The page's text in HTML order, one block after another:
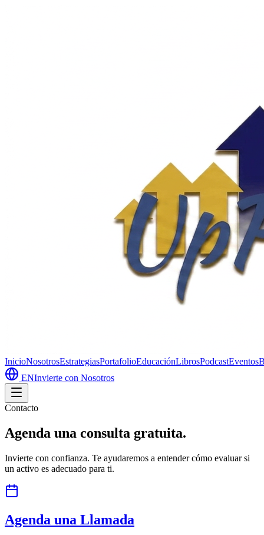
InicioNosotrosEstrategiasPortafolioEducaciónLibrosPodcastEventos
ENInvierte con Nosotros
Contacto
Agenda una consulta gratuita.
Invierte con confianza. Te ayudaremos a entender cómo evaluar si
un activo es adecuado para ti.
Agenda una Llamada